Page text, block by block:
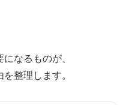
なるものが、
整理します。